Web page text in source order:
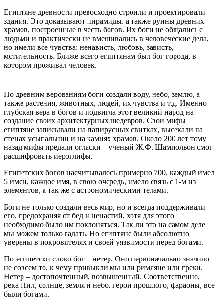
Египтяне древности превосходно строили и проектировали
здания. Это доказывают пирамиды, а также руины древних
храмов, построенные в честь богов. Их боги не общались с
людьми и практически не вмешивались в человеческие дела,
но имели все чувства: ненависть, любовь, зависть,
мстительность. Ближе всего египтянам был бог города, в
котором проживал человек.
По древним верованиям боги создали воду, небо, землю, а
также растения, животных, людей, их чувства и т.д. Именно
глубокая вера в богов и подвигла этот великий народ на
создание своих архитектурных шедевров. Свои мифы
египтяне записывали на папирусных свитках, высекали на
стенах усыпальниц и на камнях храмов. Около 200 лет тому
назад мифы предали огласки – ученый Ж.Ф. Шампольон смог
расшифровать иероглифы.
Египетских богов насчитывалось примерно 700, каждый имел
5 имен, каждое имя, в свою очередь, имело связь с 1-м из
элементов, а так же с астрономическими телами.
Боги не только создали весь мир, но и всегда поддерживали
его, предохраняя от бед и ненастий, хотя для этого
необходимо было им поклоняться. Так ли это на самом деле
мы можем только гадать. Но египтяне были абсолютно
уверены в покровителях и своей уязвимости перед богами.
По-египетски слово бог – нетер. Оно первоначально значило
не совсем то, к чему привыкли мы или римляне или греки.
Нетер – достопочтенный, возвышенный. Соответственно,
река Нил, солнце, земля и небо, герои прошлого, фараоны, все
были богами.